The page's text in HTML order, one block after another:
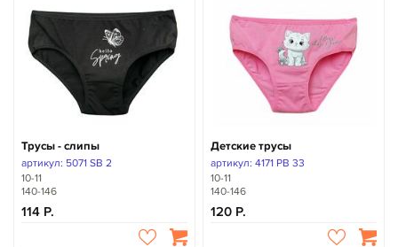
Трусы - слипы
артикул: 5071 SB 2
10-11
140-146
114
Детские трусы
артикул: 4171 PB 33
10-11
140-146
120